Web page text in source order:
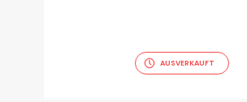
AUSVERKAUFT